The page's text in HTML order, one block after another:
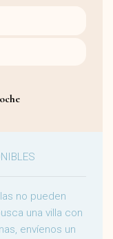
no pueden
una villa con
envíenos un